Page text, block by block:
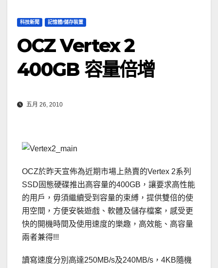
科技新聞 記憶體/儲存裝置
OCZ Vertex 2
400GB 容量倍增
五月 26, 2010
OCZ於昨天宣佈為近期市場上熱賣的Vertex 2系列
SSD固態硬碟推出高容量的400GB，讓要求高性能
的用戶，毋須繼續受到容量的束縛，提供雙倍的使
用空間，方便安裝遊戲、軟體及儲存檔案，感受更
快的開機時間及使用速度的樂趣，高效能、高容量
兩者兼得!!!
讀寫速度分別高達250MB/s及240MB/s，4KB隨機